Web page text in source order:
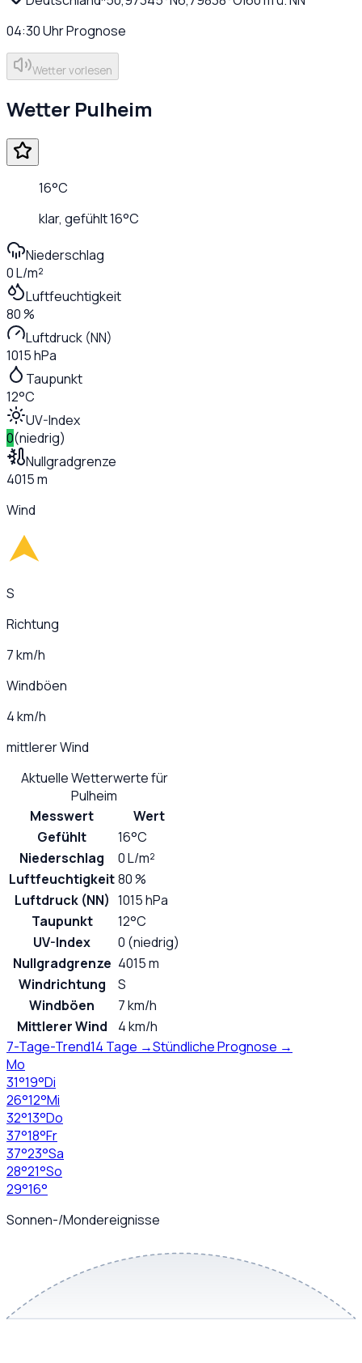
04:30UhrPrognose
Wetter vorlesen
Wetter Pulheim
16°C
klar, gefühlt16°C
Niederschlag
0 L/m²
Luftfeuchtigkeit
80 %
Luftdruck (NN)
1015 hPa
Taupunkt
12°C
UV-Index
0(niedrig)
Nullgradgrenze
4015 m
Wind
S
Richtung
7 km/h
Windböen
4 km/h
mittlerer Wind
Aktuelle Wetterwerte für
Pulheim
Messwert
Wert
Gefühlt
16°C
Niederschlag
0 L/m²
Luftfeuchtigkeit80 %
Luftdruck (NN) 1015 hPa
Taupunkt
12°C
UV-Index
0 (niedrig)
Nullgradgrenze 4015 m
Windrichtung
S
Windböen
7 km/h
Mittlerer Wind
4 km/h
7-Tage-Trend14 Tage →Stündliche Prognose →
Mo
31°19°Di
26°12°Mi
32°13°Do
37°18°Fr
37°23°Sa
28°21°So
29°16°
Sonnen-/Mondereignisse